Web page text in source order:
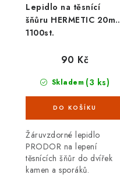
Lepidlo na těsnící
šňůru HERMETIC 20ml,
1100st.
Skladem (3 ks)
90 Kč
Žáruvzdorné lepidlo
PRODOR na lepení
těsnících šňůr do dvířek
kamen a sporáků.